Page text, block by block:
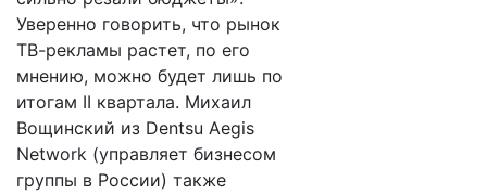
Уверенно говорить, что рынок
ТВ-рекламы растет, по его
мнению, можно будет лишь по
итогам II квартала. Михаил
Вощинский из Dentsu Aegis
Network (управляет бизнесом
группы в России) также